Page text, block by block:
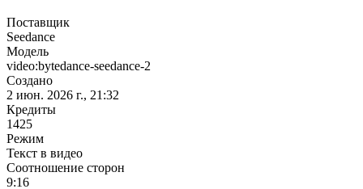
Поставщик
Seedance
Модель
video:bytedance-seedance-2
Создано
2 июн. 2026 г., 21:32
Кредиты
1425
Режим
Текст в видео
Соотношение сторон
9:16